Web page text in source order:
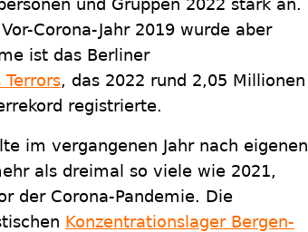
Corona-Jahr 2019 wurde aber
ist das Berliner
Terrors, das 2022 rund 2,05 Millionen
registrierte.
im vergangenen Jahr nach eigenen
als dreimal so viele wie 2021,
der Corona-Pandemie. Die
Konzentrationslager Bergen-